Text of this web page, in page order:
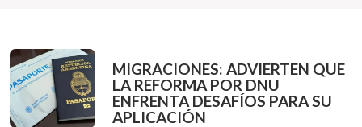
MIGRACIONES: ADVIERTEN QUE
LA REFORMA POR DNU
ENFRENTA DESAFÍOS PARA SU
APLICACIÓN